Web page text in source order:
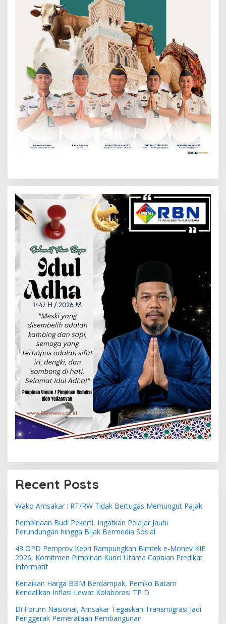
Recent Posts
Wako Amsakar : RT/RW Tidak Bertugas Memungut Pajak
Pembinaan Budi Pekerti, Ingatkan Pelajar Jauhi
Perundungan hingga Bijak Bermedia Sosial
43 OPD Pemprov Kepri Rampungkan Bimtek e-Monev KIP
2026, Komitmen Pimpinan Kunci Utama Capaian Predikat
Informatif
Kenaikan Harga BBM Berdampak, Pemko Batam
Kendalikan Inflasi Lewat Kolaborasi TPID
Di Forum Nasional, Amsakar Tegaskan Transmigrasi Jadi
Penggerak Pemerataan Pembangunan